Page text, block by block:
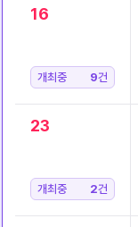
16
개최중 9건
23
개최중 2건